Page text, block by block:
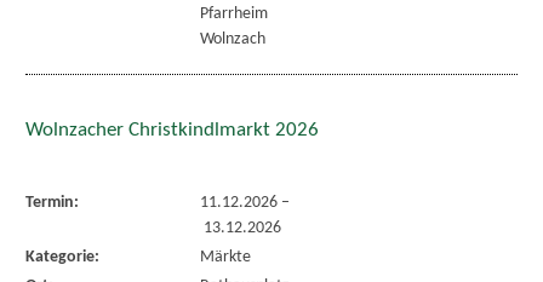
Pfarrheim
Wolnzach
Wolnzacher Christkindlmarkt 2026
Termin: 11.12.2026–
13.12.2026
Kategorie:
Märkte